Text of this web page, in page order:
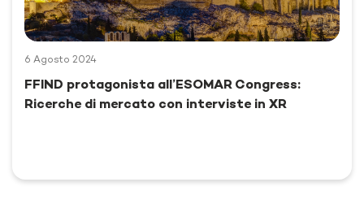
6 Agosto 2024
FFIND protagonista all’ESOMAR Congress:
Ricerche di mercato con interviste in XR